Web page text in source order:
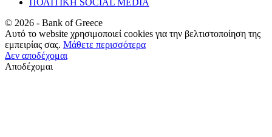
© 2026 - Bank of Greece
Αυτό το website χρησιμοποιεί cookies για την βελτιστοποίηση της
εμπειρίας σας. Μάθετε περισσότερα
Δεν αποδέχομαι
Αποδέχομαι